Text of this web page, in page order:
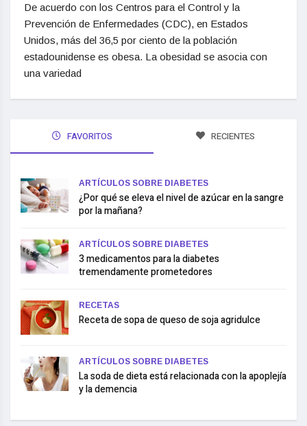
De acuerdo con los Centros para el Control y la
Prevención de Enfermedades (CDC), en Estados
Unidos, más del 36,5 por ciento de la población
estadounidense es obesa. La obesidad se asocia con
una variedad
FAVORITOS RECIENTES
ARTÍCULOS SOBRE DIABETES
¿Por qué se eleva el nivel de azúcar en la sangre
por la mañana?
ARTÍCULOS SOBRE DIABETES
3 medicamentos para la diabetes
tremendamente prometedores
RECETAS
Receta de sopa de queso de soja agridulce
ARTÍCULOS SOBRE DIABETES
La soda de dieta está relacionada con la apoplejía
y la demencia